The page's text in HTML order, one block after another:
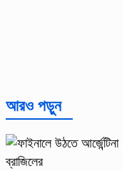
আরও পড়ুন